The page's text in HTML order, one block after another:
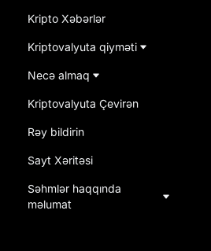
Kripto Xəbərlər
Kriptovalyuta qiyməti
Necə almaq
Kriptovalyuta Çevirən
Rəy bildirin
Sayt Xəritəsi
Səhmlər haqqında
məlumat